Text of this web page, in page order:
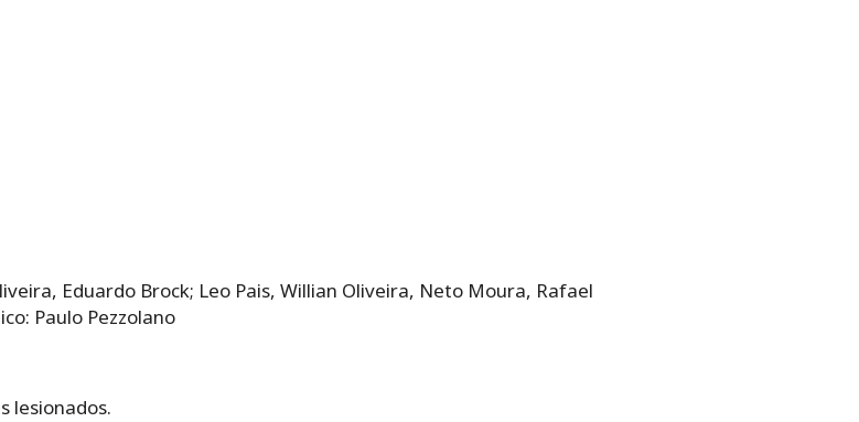
Eduardo Brock; Leo Pais, Willian Oliveira, Neto Moura, Rafael
Paulo Pezzolano
lesionados.